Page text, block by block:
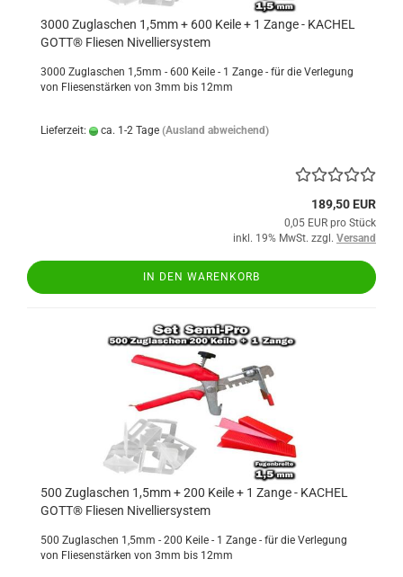
3000 Zuglaschen 1,5mm + 600 Keile + 1 Zange - KACHEL
GOTT® Fliesen Nivelliersystem
3000 Zuglaschen 1,5mm - 600 Keile - 1 Zange - für die Verlegung
von Fliesenstärken von 3mm bis 12mm
Lieferzeit: ca. 1-2 Tage (Ausland abweichend)
189,50 EUR
0,05 EUR pro Stück
inkl. 19% MwSt. zzgl. Versand
IN DEN WARENKORB
500 Zuglaschen 1,5mm + 200 Keile + 1 Zange - KACHEL
GOTT® Fliesen Nivelliersystem
500 Zuglaschen 1,5mm - 200 Keile - 1 Zange - für die Verlegung
von Fliesenstärken von 3mm bis 12mm